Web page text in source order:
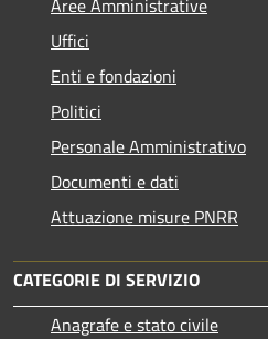
Aree Amministrative
Uffici
Enti e fondazioni
Politici
Personale Amministrativo
Documenti e dati
Attuazione misure PNRR
CATEGORIE DI SERVIZIO
Anagrafe e stato civile